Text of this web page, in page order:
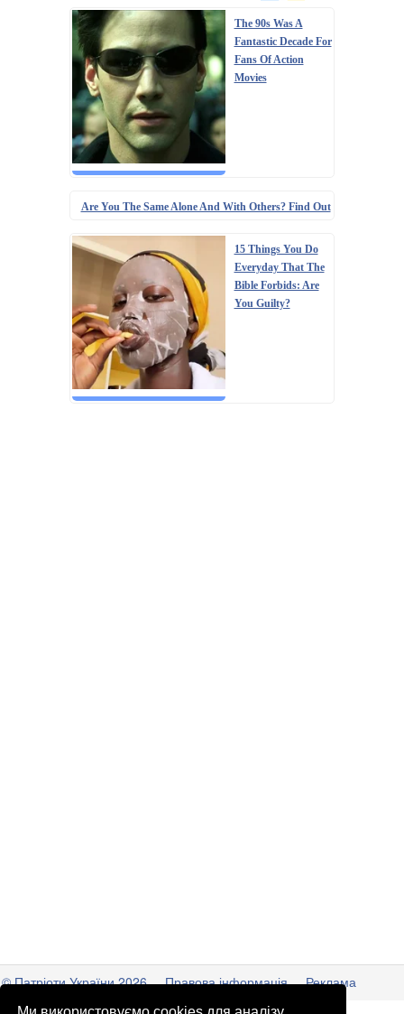
The 90s Was A
Fantastic Decade For
Fans Of Action
Movies
Are You The Same Alone And With Others? Find Out
15 Things You Do
Everyday That The
Bible Forbids: Are
You Guilty?
© Патріоти України 2026 Правова інформація
Реклама